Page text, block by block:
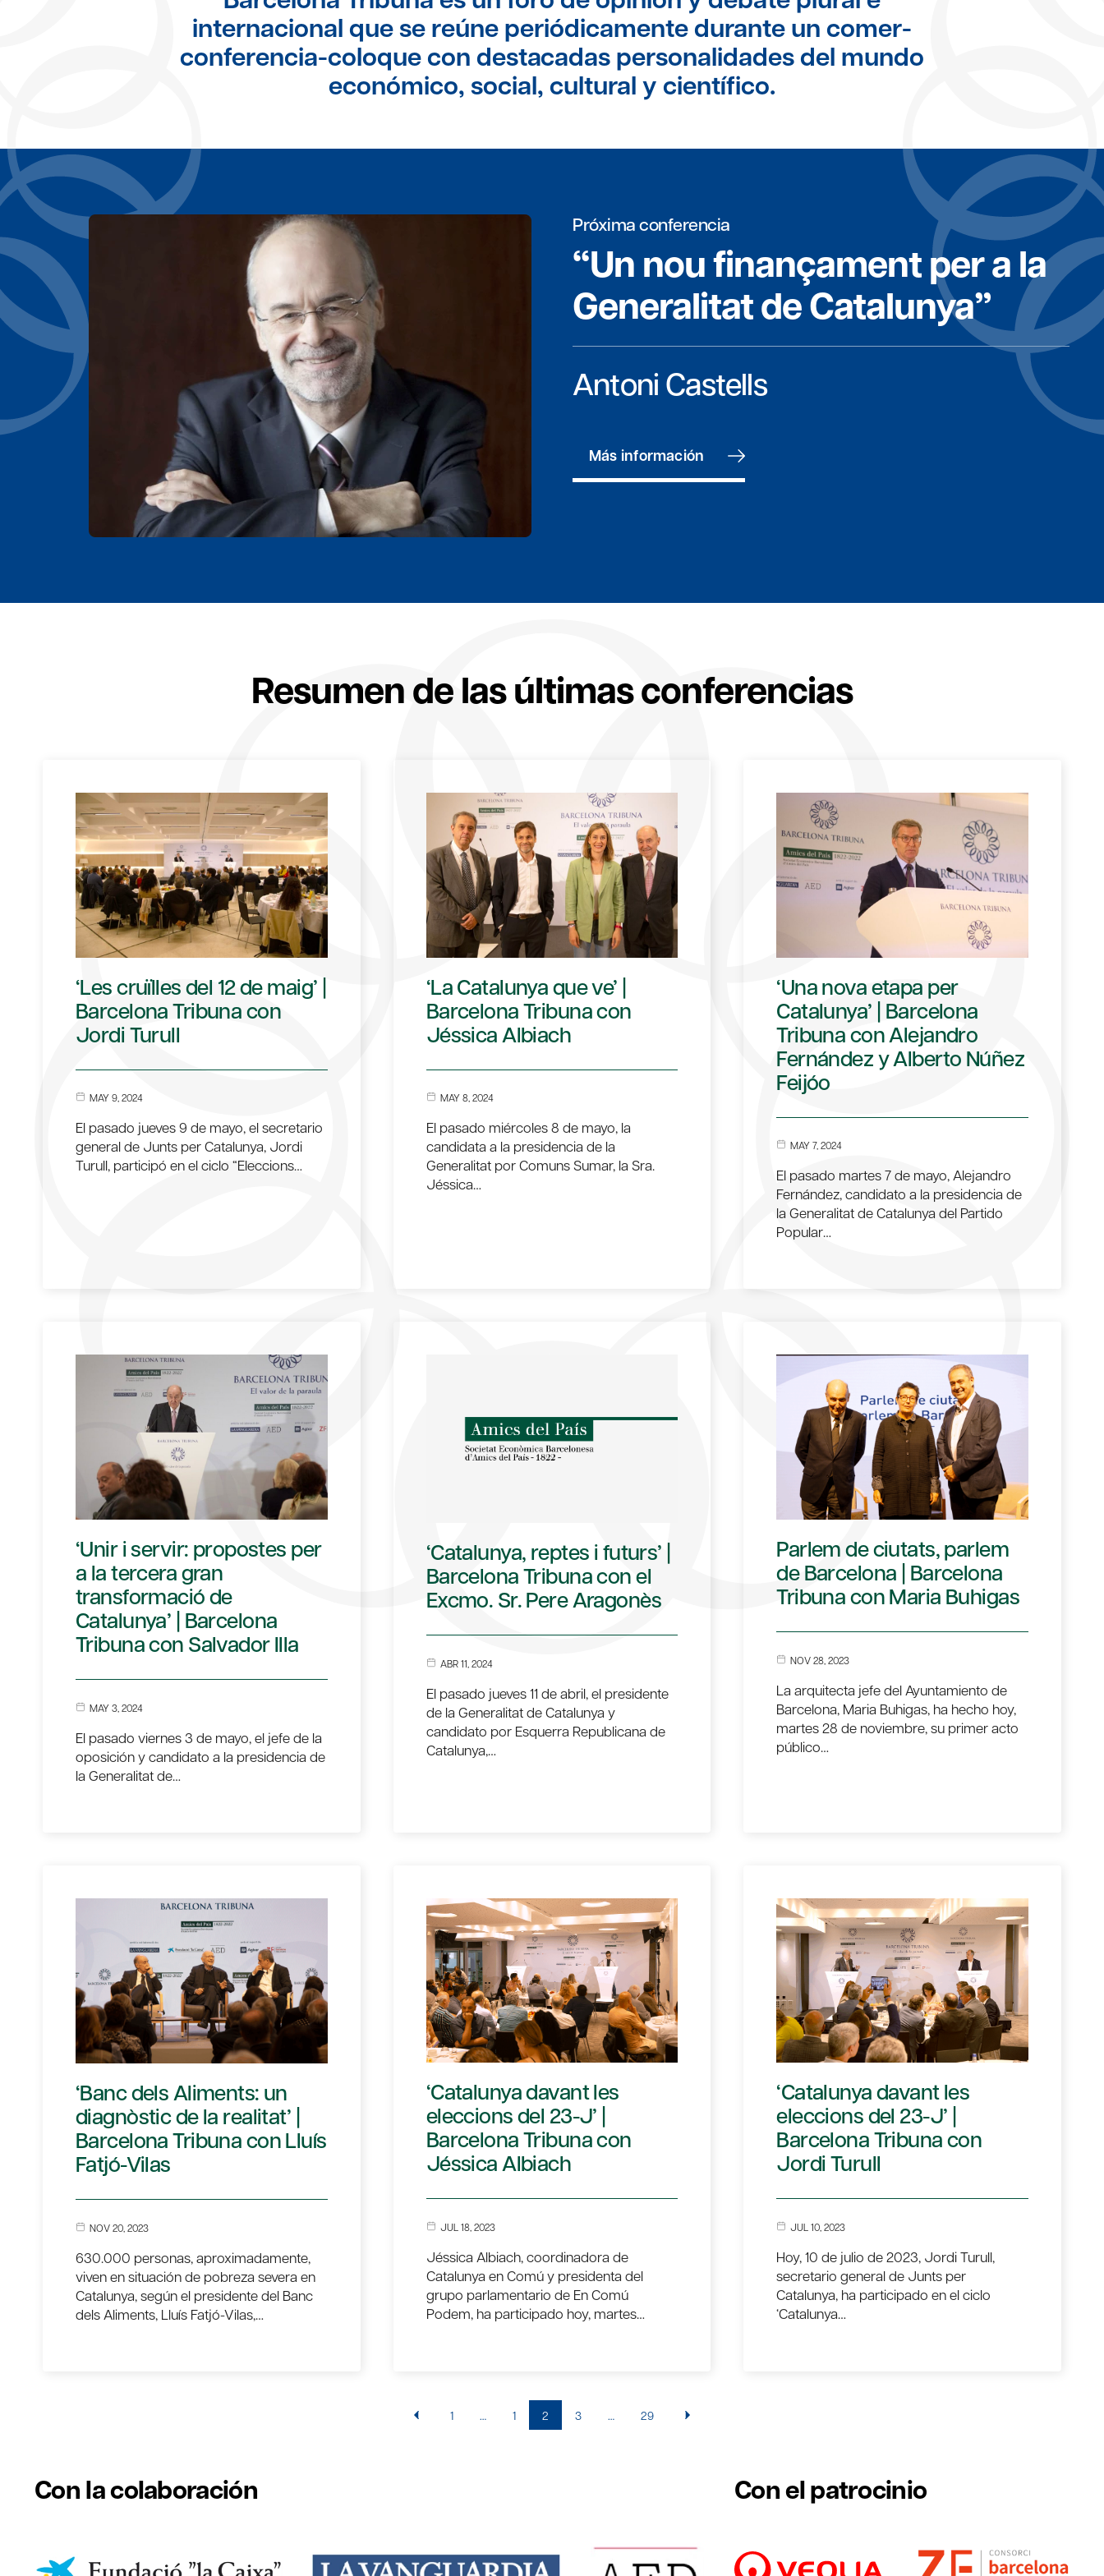
internacional que se reúne periódicamente durante un comer-
conferencia-coloque con destacadas personalidades del mundo
económico, social, cultural y científico.
Próxima conferencia
“Un nou finançament per a la
Generalitat de Catalunya”
Antoni Castells
Más información
Resumen de las últimas conferencias
‘Les cruïlles del 12 de maig’ |
Barcelona Tribuna con
Jordi Turull
MAY 9, 2024
El pasado jueves 9 de mayo, el secretario
general de Junts per Catalunya, Jordi
Turull, participó en el ciclo “Eleccions…
‘La Catalunya que ve’ |
Barcelona Tribuna con
Jéssica Albiach
MAY 8, 2024
El pasado miércoles 8 de mayo, la
candidata a la presidencia de la
Generalitat por Comuns Sumar, la Sra.
Jéssica…
‘Una nova etapa per
Catalunya’ | Barcelona
Tribuna con Alejandro
Fernández y Alberto Núñez
Feijóo
MAY 7, 2024
El pasado martes 7 de mayo, Alejandro
Fernández, candidato a la presidencia de
la Generalitat de Catalunya del Partido
Popular…
‘Unir i servir: propostes per
a la tercera gran
transformació de
Catalunya’ | Barcelona
Tribuna con Salvador Illa
MAY 3, 2024
El pasado viernes 3 de mayo, el jefe de la
oposición y candidato a la presidencia de
la Generalitat de…
‘Catalunya, reptes i futurs’ |
Barcelona Tribuna con el
Excmo. Sr. Pere Aragonès
ABR 11, 2024
El pasado jueves 11 de abril, el presidente
de la Generalitat de Catalunya y
candidato por Esquerra Republicana de
Catalunya,…
Parlem de ciutats, parlem
de Barcelona | Barcelona
Tribuna con Maria Buhigas
NOV 28, 2023
La arquitecta jefe del Ayuntamiento de
Barcelona, Maria Buhigas, ha hecho hoy,
martes 28 de noviembre, su primer acto
público…
‘Banc dels Aliments: un
diagnòstic de la realitat’ |
Barcelona Tribuna con Lluís
Fatjó-Vilas
NOV 20, 2023
630.000 personas, aproximadamente,
viven en situación de pobreza severa en
Catalunya, según el presidente del Banc
dels Aliments, Lluís Fatjó-Vilas,…
‘Catalunya davant les
eleccions del 23-J’ |
Barcelona Tribuna con
Jéssica Albiach
JUL 18, 2023
Jéssica Albiach, coordinadora de
Catalunya en Comú y presidenta del
grupo parlamentario de En Comú
Podem, ha participado hoy, martes…
‘Catalunya davant les
eleccions del 23-J’ |
Barcelona Tribuna con
Jordi Turull
JUL 10, 2023
Hoy, 10 de julio de 2023, Jordi Turull,
secretario general de Junts per
Catalunya, ha participado en el ciclo
‘Catalunya…
1 … 1 2 3 … 29
Con la colaboración Con el patrocinio